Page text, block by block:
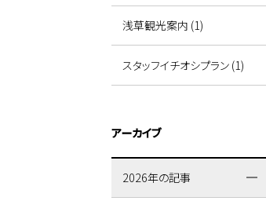
浅草観光案内 (1)
スタッフイチオシプラン (1)
アーカイブ
2026年の記事